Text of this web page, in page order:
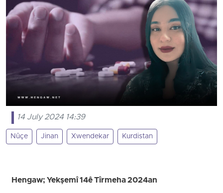
14 July 2024 14:39
Nûçe Jinan Xwendekar Kurdistan
Hengaw; Yekşemî 14ê Tîrmeha 2024an